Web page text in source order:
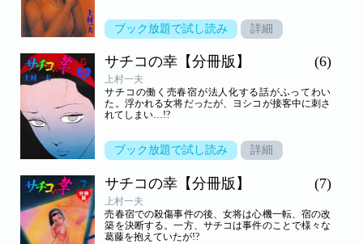
ブック放題で試し読み 詳細
サチコの幸【分冊版】 (6)
上村一夫
サチコの働く売春宿が法人化する話がふってわい
た。浮かれる女将だったが、ヨシコが接客中に刺さ
れてしまい…!?
ブック放題で試し読み 詳細
サチコの幸【分冊版】 (7)
上村一夫
売春宿での殺傷事件の後、女将は心機一転、宿の改
築を決断する。一方、サチコは事件のことで様々な
葛藤を抱えていたが!?